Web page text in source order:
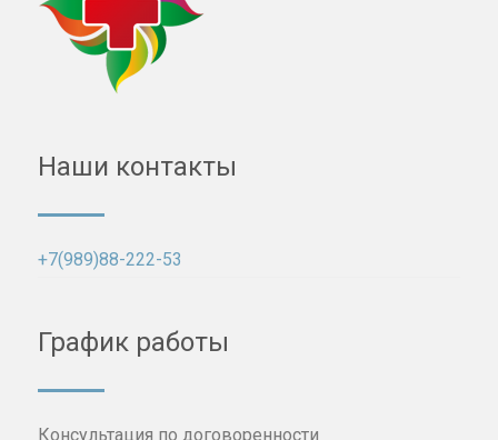
Наши контакты
+7(989)88-222-53
График работы
Консультация по договоренности